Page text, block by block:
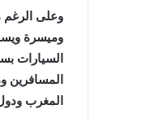
وعلى الرغم
وميسرة
السيارات
المسافرين
المغرب